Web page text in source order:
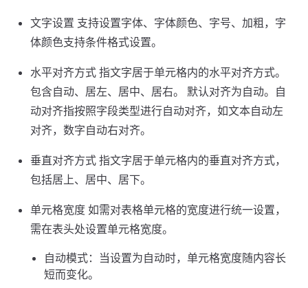
文字设置 支持设置字体、字体颜色、字号、加粗，字
体颜色支持条件格式设置。
水平对齐方式 指文字居于单元格内的水平对齐方式。
包含自动、居左、居中、居右。 默认对齐为自动。自
动对齐指按照字段类型进行自动对齐，如文本自动左
对齐，数字自动右对齐。
垂直对齐方式 指文字居于单元格内的垂直对齐方式，
包括居上、居中、居下。
单元格宽度 如需对表格单元格的宽度进行统一设置，
需在表头处设置单元格宽度。
自动模式：当设置为自动时，单元格宽度随内容长
短而变化。